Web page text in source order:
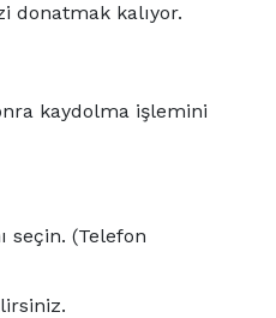
donatmak kalıyor.
kaydolma işlemini
seçin. (Telefon